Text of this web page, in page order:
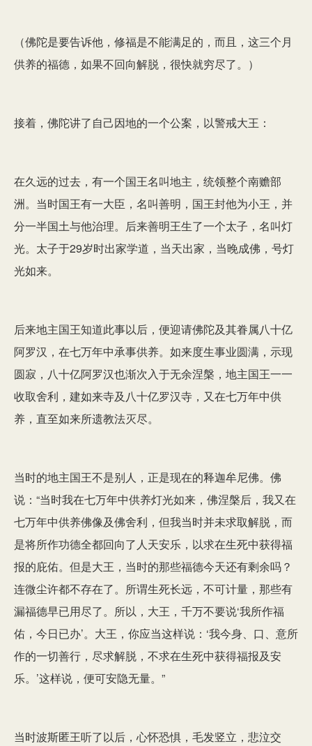
（佛陀是要告诉他，修福是不能满足的，而且，这三个月
供养的福德，如果不回向解脱，很快就穷尽了。）
接着，佛陀讲了自己因地的一个公案，以警戒大王：
在久远的过去，有一个国王名叫地主，统领整个南赡部
洲。当时国王有一大臣，名叫善明，国王封他为小王，并
分一半国土与他治理。后来善明王生了一个太子，名叫灯
光。太子于29岁时出家学道，当天出家，当晚成佛，号灯
光如来。
后来地主国王知道此事以后，便迎请佛陀及其眷属八十亿
阿罗汉，在七万年中承事供养。如来度生事业圆满，示现
圆寂，八十亿阿罗汉也渐次入于无余涅槃，地主国王一一
收取舍利，建如来寺及八十亿罗汉寺，又在七万年中供
养，直至如来所遗教法灭尽。
当时的地主国王不是别人，正是现在的释迦牟尼佛。佛
说：“当时我在七万年中供养灯光如来，佛涅槃后，我又在
七万年中供养佛像及佛舍利，但我当时并未求取解脱，而
是将所作功德全都回向了人天安乐，以求在生死中获得福
报的庇佑。但是大王，当时的那些福德今天还有剩余吗？
连微尘许都不存在了。所谓生死长远，不可计量，那些有
漏福德早已用尽了。所以，大王，千万不要说‘我所作福
佑，今日已办’。大王，你应当这样说：‘我今身、口、意所
作的一切善行，尽求解脱，不求在生死中获得福报及安
乐。’这样说，便可安隐无量。”
当时波斯匿王听了以后，心怀恐惧，毛发竖立，悲泣交